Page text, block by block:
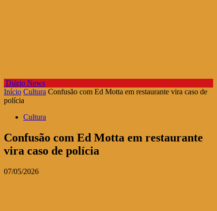
Diário News
Início Cultura Confusão com Ed Motta em restaurante vira caso de
polícia
Cultura
Confusão com Ed Motta em restaurante
vira caso de polícia
07/05/2026